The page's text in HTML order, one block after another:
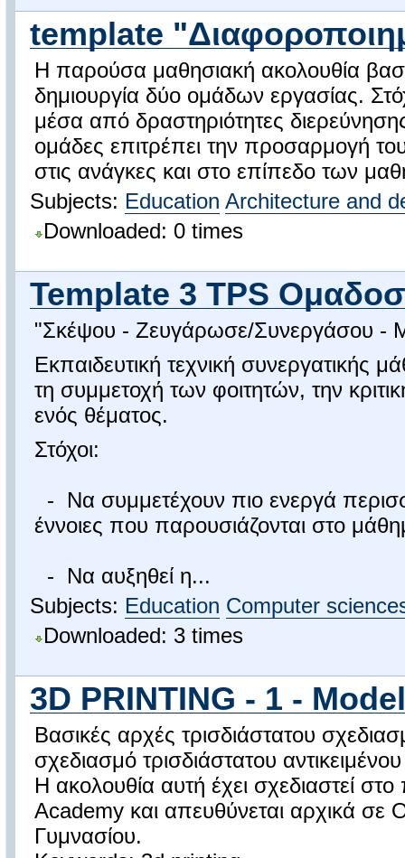
template
Η παρούσα μαθησιακή ακολουθία
δημιουργία δύο ομάδων εργασίας.
μέσα από δραστηριότητες
ομάδες επιτρέπει την προσαρμογή
στις ανάγκες και στο επίπεδο των
Subjects: Education Architecture and
Downloaded: 0 times
Template 3 TPS
"Σκέψου - Ζευγάρωσε/Συνεργάσου -
Εκπαιδευτική τεχνική συνεργατικής
τη συμμετοχή των φοιτητών, την
ενός θέματος.
Στόχοι:
- Να συμμετέχουν πιο ενεργά
έννοιες που παρουσιάζονται στο
- Να αυξηθεί η...
Subjects: Education Computer
Downloaded: 3 times
3D PRINTING - 1 -
Βασικές αρχές τρισδιάστατου
σχεδιασμό τρισδιάστατου
Η ακολουθία αυτή έχει σχεδιαστεί
Academy και απευθύνεται αρχικά
Γυμνασίου.